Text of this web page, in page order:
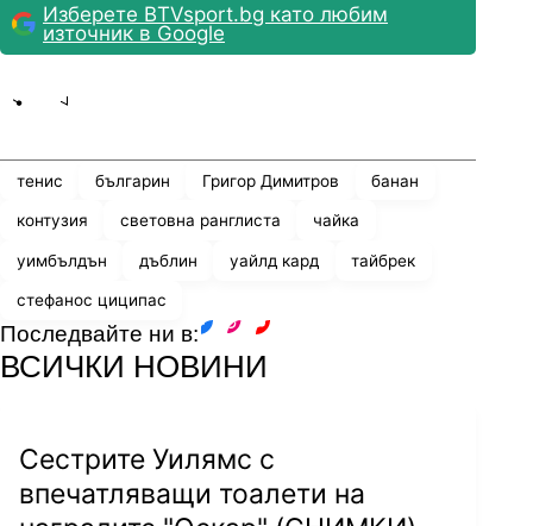
Изберете BTVsport.bg като любим
източник в Google
тенис българин Григор Димитров банан
контузия световна ранглиста чайка
уимбълдън дъблин уайлд кард тайбрек
стефанос циципас
Последвайте ни в:
ВСИЧКИ НОВИНИ
Сестрите Уилямс с
впечатляващи тоалети на